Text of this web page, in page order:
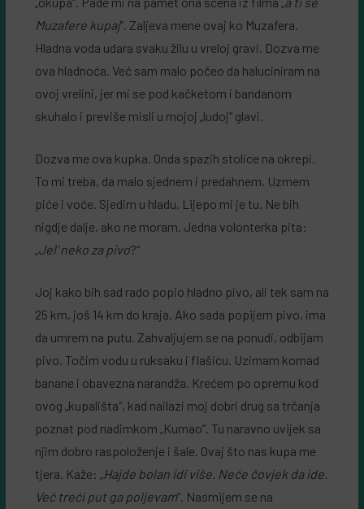
Muzafere kupaj“. Zaljeva mene ovaj ko Muzafera.
Hladna voda udara svaku žilu u vreloj gravi. Dozva me
ova hladnoća. Već sam malo počeo da haluciniram na
ovoj vrelini, jer mi se pod kačketom i bandanom
skuhalo i previše misli u mojoj „ludoj“ glavi.
Dozva me ova kupka. Onda spazih stolice na okrepi.
To mi treba, da malo sjednem i predahnem. Uzmem
piće i voće. Sjedim u hladu. Lijepo mi je tu. Ne bih
nigdje dalje, ako ne moram. Jedna volonterka pita:
Jel’ neko za pivo?“
Joj kako bih sad rado popio hladno pivo, ali tek sam na
25 km, još 14 km do kraja. Ako sada popijem pivo, ima
da umrem na putu. Zahvaljujem se na ponudi, odbijam
pivo. Točim vodu u ruksaku i flašicu. Uzimam komad
banane i obavezna narandža. Krećem po opremu kod
ovog „kupališta“, kad nailazi moj dobri drug sa trčanja
poznat pod nadimkom „Kumao“. Tu naravno uvijek sa
njim dobro raspoloženje i šale. Ovaj što nas kupa me
tjera. Kaže: „ Hajde bolan idi više. Neće čovjek da ide.
Već treći put ga poljevam“. Nasmijem se na